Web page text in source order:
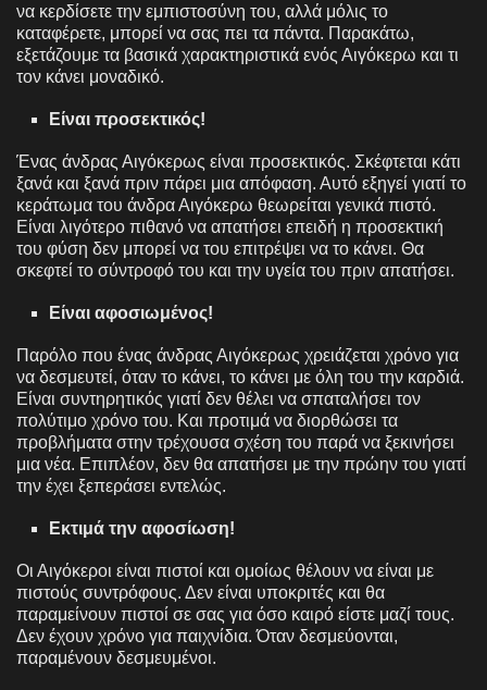
να κερδίσετε την εμπιστοσύνη του, αλλά μόλις το
καταφέρετε, μπορεί να σας πει τα πάντα. Παρακάτω,
εξετάζουμε τα βασικά χαρακτηριστικά ενός Αιγόκερω και τι
τον κάνει μοναδικό.
Είναι προσεκτικός!
Ένας άνδρας Αιγόκερως είναι προσεκτικός. Σκέφτεται κάτι
ξανά και ξανά πριν πάρει μια απόφαση. Αυτό εξηγεί γιατί το
κεράτωμα του άνδρα Αιγόκερω θεωρείται γενικά πιστό.
Είναι λιγότερο πιθανό να απατήσει επειδή η προσεκτική
του φύση δεν μπορεί να του επιτρέψει να το κάνει. Θα
σκεφτεί το σύντροφό του και την υγεία του πριν απατήσει.
Είναι αφοσιωμένος!
Παρόλο που ένας άνδρας Αιγόκερως χρειάζεται χρόνο για
να δεσμευτεί, όταν το κάνει, το κάνει με όλη του την καρδιά.
Είναι συντηρητικός γιατί δεν θέλει να σπαταλήσει τον
πολύτιμο χρόνο του. Και προτιμά να διορθώσει τα
προβλήματα στην τρέχουσα σχέση του παρά να ξεκινήσει
μια νέα. Επιπλέον, δεν θα απατήσει με την πρώην του γιατί
την έχει ξεπεράσει εντελώς.
Εκτιμά την αφοσίωση!
Οι Αιγόκεροι είναι πιστοί και ομοίως θέλουν να είναι με
πιστούς συντρόφους. Δεν είναι υποκριτές και θα
παραμείνουν πιστοί σε σας για όσο καιρό είστε μαζί τους.
Δεν έχουν χρόνο για παιχνίδια. Όταν δεσμεύονται,
παραμένουν δεσμευμένοι.